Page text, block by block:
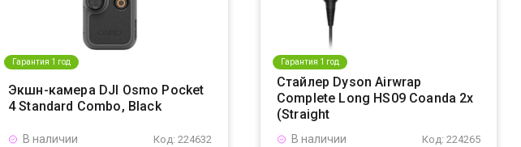
Гарантия 1 год
Экшн-камера DJI Osmo Pocket
4 Standard Combo, Black
Код: 224632
В наличии
Гарантия 1 год
Стайлер Dyson Airwrap
Complete Long HS09 Coanda 2x
(Straight
Код: 224265
В наличии